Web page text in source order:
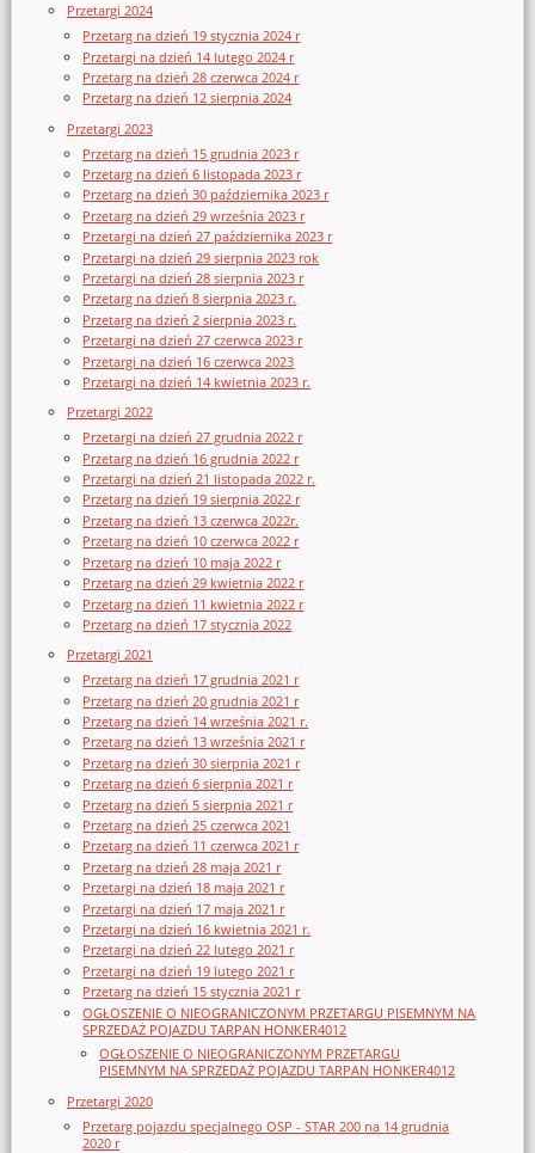
Przetargi 2024
Przetarg na dzień 19 stycznia 2024 r
Przetargi na dzień 14 lutego 2024 r
Przetarg na dzień 28 czerwca 2024 r
Przetarg na dzień 12 sierpnia 2024
Przetargi 2023
Przetarg na dzień 15 grudnia 2023 r
Przetarg na dzień 6 listopada 2023 r
Przetarg na dzień 30 października 2023 r
Przetarg na dzień 29 września 2023 r
Przetargi na dzień 27 października 2023 r
Przetargi na dzień 29 sierpnia 2023 rok
Przetargi na dzień 28 sierpnia 2023 r
Przetarg na dzień 8 sierpnia 2023 r.
Przetarg na dzień 2 sierpnia 2023 r.
Przetargi na dzień 27 czerwca 2023 r
Przetargi na dzień 16 czerwca 2023
Przetargi na dzień 14 kwietnia 2023 r.
Przetargi 2022
Przetargi na dzień 27 grudnia 2022 r
Przetarg na dzień 16 grudnia 2022 r
Przetargi na dzień 21 listopada 2022 r.
Przetarg na dzień 19 sierpnia 2022 r
Przetarg na dzień 13 czerwca 2022r.
Przetarg na dzień 10 czerwca 2022 r
Przetarg na dzień 10 maja 2022 r
Przetarg na dzień 29 kwietnia 2022 r
Przetarg na dzień 11 kwietnia 2022 r
Przetarg na dzień 17 stycznia 2022
Przetargi 2021
Przetarg na dzień 17 grudnia 2021 r
Przetarg na dzień 20 grudnia 2021 r
Przetarg na dzień 14 września 2021 r.
Przetarg na dzień 13 września 2021 r
Przetarg na dzień 30 sierpnia 2021 r
Przetarg na dzień 6 sierpnia 2021 r
Przetarg na dzień 5 sierpnia 2021 r
Przetarg na dzień 25 czerwca 2021
Przetarg na dzień 11 czerwca 2021 r
Przetarg na dzień 28 maja 2021 r
Przetargi na dzień 18 maja 2021 r
Przetargi na dzień 17 maja 2021 r
Przetargi na dzień 16 kwietnia 2021 r.
Przetargi na dzień 22 lutego 2021 r
Przetargi na dzień 19 lutego 2021 r
Przetarg na dzień 15 stycznia 2021 r
OGŁOSZENIE O NIEOGRANICZONYM PRZETARGU PISEMNYM NA
SPRZEDAŻ POJAZDU TARPAN HONKER4012
OGŁOSZENIE O NIEOGRANICZONYM PRZETARGU
PISEMNYM NA SPRZEDAŻ POJAZDU TARPAN HONKER4012
Przetargi 2020
Przetarg pojazdu specjalnego OSP - STAR 200 na 14 grudnia
2020 r